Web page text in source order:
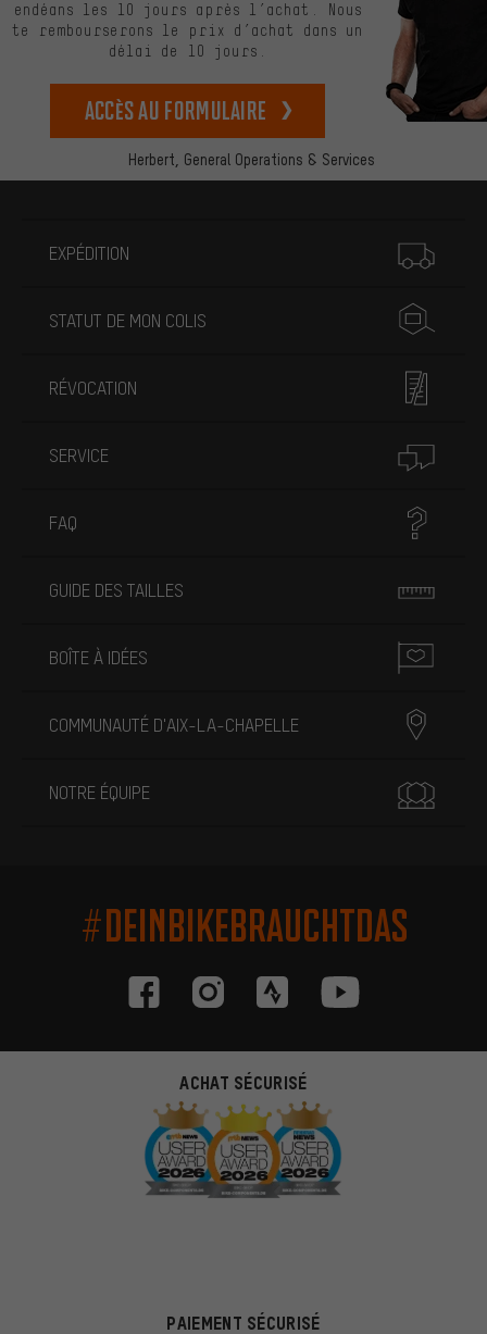
Herbert, General Operations & Services
endéans les 10 jours après l’achat. Nous
te rembourserons le prix d’achat dans un
délai de 10 jours.
Accès au formulaire
EXPÉDITION
STATUT DE MON COLIS
RÉVOCATION
SERVICE
FAQ
GUIDE DES TAILLES
BOÎTE À IDÉES
COMMUNAUTÉ D'AIX-LA-CHAPELLE
NOTRE ÉQUIPE
#DEINBIKEBRAUCHTDAS
ACHAT SÉCURISÉ
PAIEMENT SÉCURISÉ